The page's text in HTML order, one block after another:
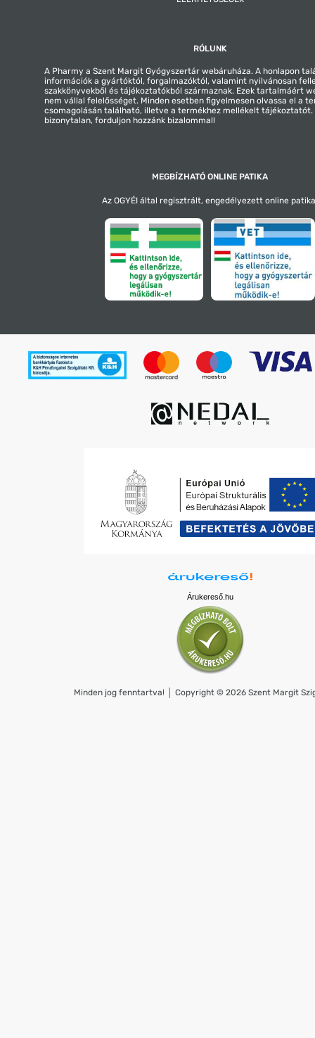
RÓLUNK
A Pharmy a Szent Margit Gyógyszertár webáruháza. A honlapon
információk a gyártóktól, forgalmazóktól, valamint nyilvánosan
szakkönyvekből és tájékoztatókból származnak. Ezek tartalmáért
nem vállal felelősséget. Minden esetben figyelmesen olvassa el a
csomagolásán található, illetve a termékhez mellékelt tájékoztatót.
bizonytalan, forduljon hozzánk bizalommal!
MEGBÍZHATÓ ONLINE PATIKA
Az OGYÉI által regisztrált, engedélyezett online
Árukereső.hu
Minden jog fenntartva! │ Copyright © 2026 Szent Margit